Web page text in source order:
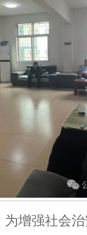
为增强社会